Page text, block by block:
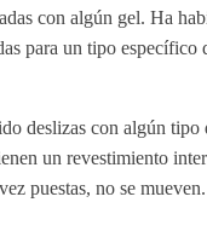
con algún gel. Ha
para un tipo
deslizas con algún
un revestimiento
puestas, no se